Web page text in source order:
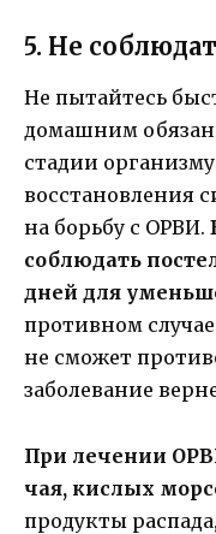
5. Не
Не пытайтесь
домашним
стадии
восстановления
на борьбу с ОРВИ.
соблюдать
дней для
противном
не сможет
заболевание
При лечении
чая, кислых
продукты